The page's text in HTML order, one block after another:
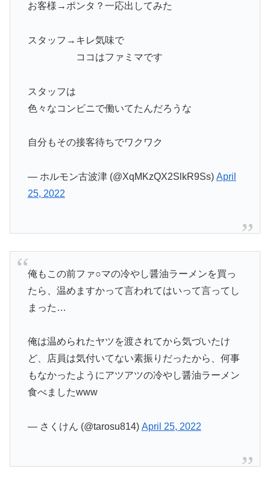
お客様→ポンタ？一応出してみた
スタッフ→キレ気味で
ココはファミマです
スタッフは
色々なコンビニで働いてたんだろうな
自分もその接客待ちでワクワク
— ホルモン古波津 (@XqMKzQX2SlkR9Ss) April
25, 2022
俺もこの前ファ○マの冷やし醤油ラーメンを買っ
たら、温めますかって言われてはいって言ってし
まった…
俺は温められたヤツを渡されてから気づいたけ
ど、店員は気付いてない素振りだったから、何事
もなかったようにアツアツの冷やし醤油ラーメン
食べましたwww
— さくけん (@tarosu814) April 25, 2022